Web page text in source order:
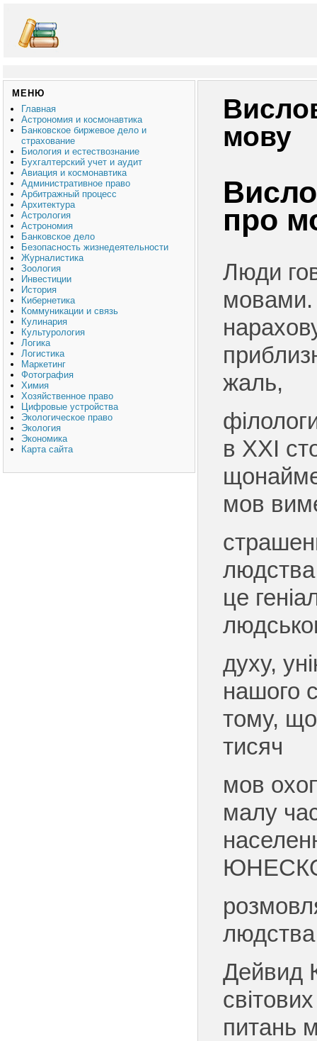
МЕНЮ
Главная
Астрономия и космонавтика
Банковское биржевое дело и
страхование
Биология и естествознание
Бухгалтерский учет и аудит
Авиация и космонавтика
Административное право
Арбитражный процесс
Архитектура
Астрология
Астрономия
Банковское дело
Безопасность жизнедеятельности
Журналистика
Зоология
Инвестиции
История
Кибернетика
Коммуникации и связь
Кулинария
Культурология
Логика
Логистика
Маркетинг
Фотография
Химия
Хозяйственное право
Цифровые устройства
Экологическое право
Экология
Экономика
Карта сайта
мову
про
Люди
жаль,
в XXI
мов
це
духу,
нашого
тому,
тисяч
мов
малу
Дейвид
питань